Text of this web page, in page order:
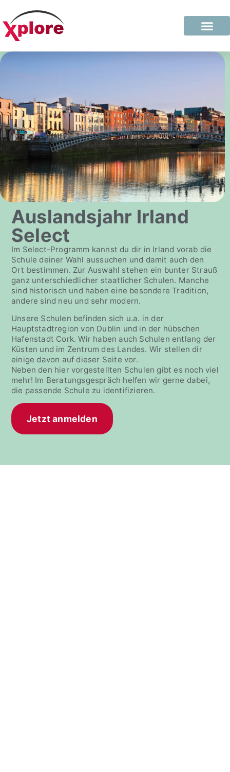
Auslandsjahr Irland
Select
Im Select-Programm kannst du dir in Irland vorab die
Schule deiner Wahl aussuchen und damit auch den
Ort bestimmen. Zur Auswahl stehen ein bunter Strauß
ganz unterschiedlicher staatlicher Schulen. Manche
sind historisch und haben eine besondere Tradition,
andere sind neu und sehr modern.
Unsere Schulen befinden sich u.a. in der
Hauptstadtregion von Dublin und in der hübschen
Hafenstadt Cork. Wir haben auch Schulen entlang der
Küsten und im Zentrum des Landes. Wir stellen dir
einige davon auf dieser Seite vor.
Neben den hier vorgestellten Schulen gibt es noch viel
mehr! Im Beratungsgespräch helfen wir gerne dabei,
die passende Schule zu identifizieren.
Jetzt anmelden